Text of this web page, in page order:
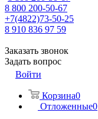
8 800 200-50-67
+7(4822)73-50-25
8 910 836 97 59
Заказать звонок
Задать вопрос
Войти
Корзина0
Отложенные0